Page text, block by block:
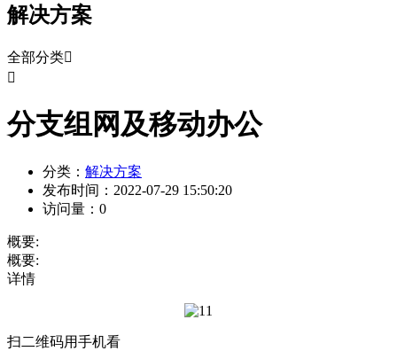
解决方案
全部分类

分支组网及移动办公
分类： 解决方案
发布时间： 2022-07-29 15:50:20
访问量： 0
概要:
概要:
详情
扫二维码用手机看